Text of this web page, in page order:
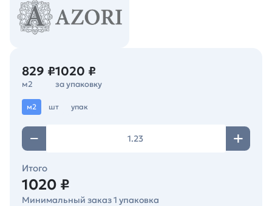
829 ₽
м2
1020 ₽
за упаковку
м2 шт упак
Итого
1020 ₽
Минимальный заказ 1 упаковка